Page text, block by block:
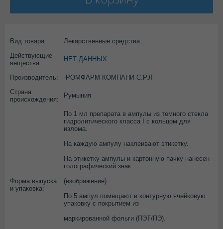
Вид товара:
Лекарственные средства
Действующие
вещества:
НЕТ ДАННЫХ
Производитель:
-РОМФАРМ КОМПАНИ С.Р.Л
Страна
происхождения:
Румыния
Форма выпуска
и упаковка:
По 1 мл препарата в ампулы из темного стекла
гидролитического класса I с кольцом для
излома.
На каждую ампулу наклеивают этикетку.
На этикетку ампулы и картонную пачку нанесен
голографический знак
(изображение).
По 5 ампул помещают в контурную ячейковую
упаковку с покрытием из
маркированной фольги (ПЭТ/ПЭ).